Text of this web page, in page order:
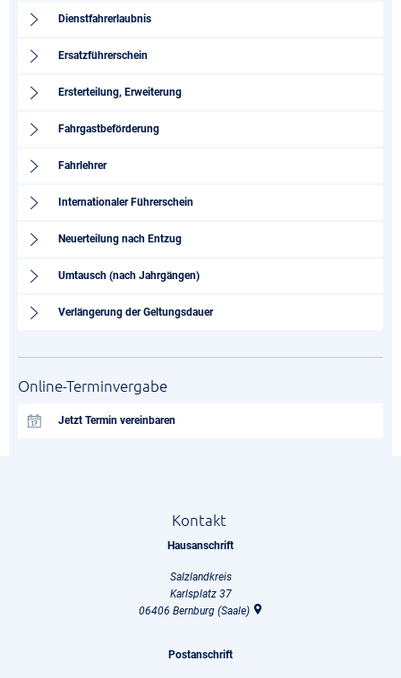
Dienstfahrerlaubnis
Ersatzführerschein
Ersterteilung, Erweiterung
Fahrgastbeförderung
Fahrlehrer
Internationaler Führerschein
Neuerteilung nach Entzug
Umtausch (nach Jahrgängen)
Verlängerung der Geltungsdauer
Online-Terminvergabe
Jetzt Termin vereinbaren
Kontakt
Hausanschrift
Salzlandkreis
Karlsplatz 37
06406 Bernburg (Saale)
Postanschrift